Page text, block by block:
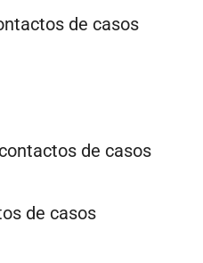
de casos
de casos
de casos